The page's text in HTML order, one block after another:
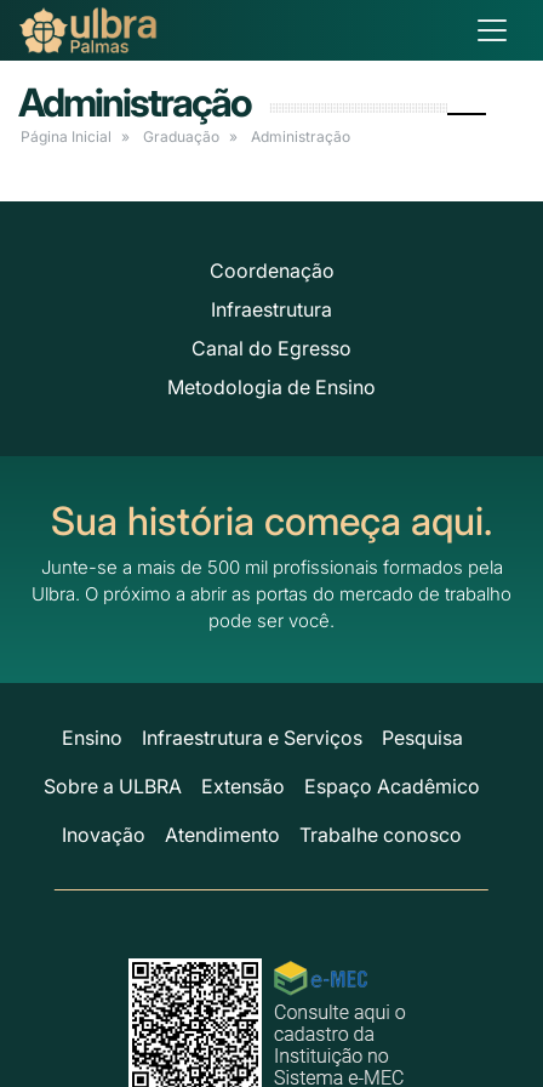
Administração
Página Inicial Graduação Administração
Coordenação
Infraestrutura
Canal do Egresso
Metodologia de Ensino
Sua história começa aqui.
Junte-se a mais de 500 mil profissionais formados pela
Ulbra. O próximo a abrir as portas do mercado de trabalho
pode ser você.
Ensino Infraestrutura e Serviços
Pesquisa
Sobre a ULBRA
Extensão
Espaço Acadêmico
Inovação
Atendimento Trabalhe conosco